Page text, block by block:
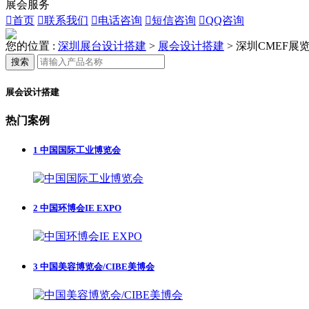
展会服务
首页 联系我们 电话咨询 短信咨询 QQ咨询
您的位置 : 深圳展台设计搭建 > 展会设计搭建 > 深圳CMEF展
搜索
展会设计搭建
热门案例
1 中国国际工业博览会
2 中国环博会IE EXPO
3 中国美容博览会/CIBE美博会